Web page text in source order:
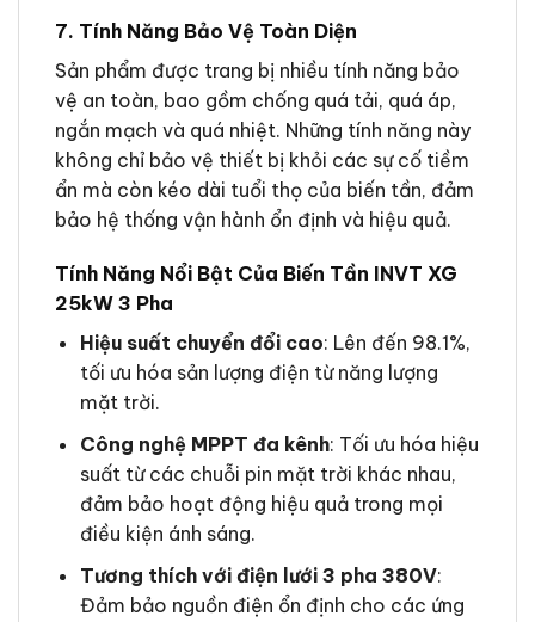
7. Tính Năng Bảo Vệ Toàn Diện
Sản phẩm được trang bị nhiều tính năng bảo
vệ an toàn, bao gồm chống quá tải, quá áp,
ngắn mạch và quá nhiệt. Những tính năng này
không chỉ bảo vệ thiết bị khỏi các sự cố tiềm
ẩn mà còn kéo dài tuổi thọ của biến tần, đảm
bảo hệ thống vận hành ổn định và hiệu quả.
Tính Năng Nổi Bật Của Biến Tần INVT XG
25kW 3 Pha
Hiệu suất chuyển đổi cao: Lên đến 98.1%,
tối ưu hóa sản lượng điện từ năng lượng
mặt trời.
Công nghệ MPPT đa kênh: Tối ưu hóa hiệu
suất từ các chuỗi pin mặt trời khác nhau,
đảm bảo hoạt động hiệu quả trong mọi
điều kiện ánh sáng.
Tương thích với điện lưới 3 pha 380V:
Đảm bảo nguồn điện ổn định cho các ứng